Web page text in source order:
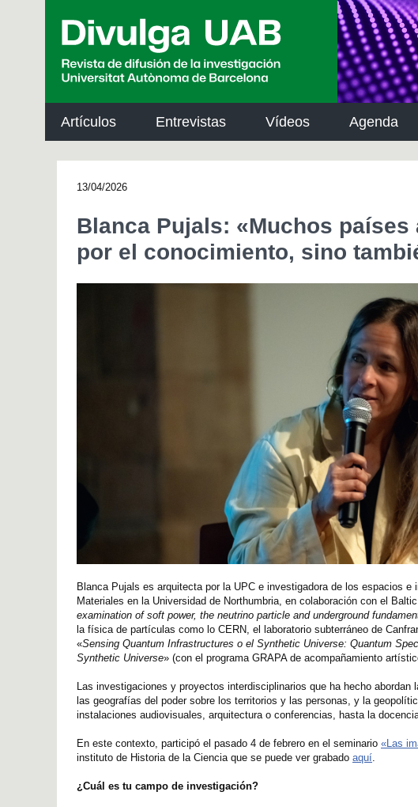
Artículos Entrevistas Vídeos Agenda
13/04/2026
Blanca Pujals: «Muchos
por el conocimiento, sino
Blanca Pujals es arquitecta por la UPC e investigadora de los espacios
Materiales en la Universidad de Northumbria, en colaboración con el
examination of soft power, the neutrino particle and underground
la física de partículas como lo CERN, el laboratorio subterráneo de
«Sensing Quantum Infrastructures o el Synthetic Universe: Quantum
Synthetic Universe» (con el programa GRAPA de acompañamiento
Las investigaciones y proyectos interdisciplinarios que ha hecho
las geografías del poder sobre los territorios y las personas, y la
instalaciones audiovisuales, arquitectura o conferencias, hasta la
En este contexto, participó el pasado 4 de febrero en el seminario «Las
instituto de Historia de la Ciencia que se puede ver grabado aquí
¿Cuál es tu campo de investigación?